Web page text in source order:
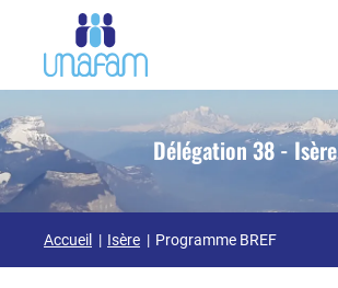
Délégation 38 - Isère
Accueil Isère Programme BREF